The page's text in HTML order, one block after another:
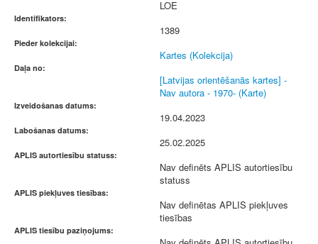
LOE
Identifikators:
1389
Pieder kolekcijai:
Kartes (Kolekcija)
Daļa no:
[Latvijas orientēšanās kartes] -
Nav autora - 1970- (Karte)
Izveidošanas datums:
19.04.2023
Labošanas datums:
25.02.2025
APLIS autortiesību statuss:
Nav definēts APLIS autortiesību
statuss
APLIS piekļuves tiesības:
Nav definētas APLIS piekļuves
tiesības
APLIS tiesību paziņojums: